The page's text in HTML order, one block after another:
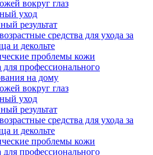
вокруг глаз
уход
результат
средства для ухода за
и декольте
проблемы кожи
для профессионального
на дому
вокруг глаз
уход
результат
средства для ухода за
и декольте
проблемы кожи
для профессионального